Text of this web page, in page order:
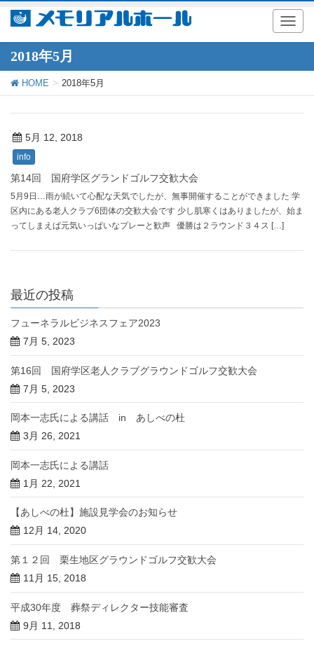
T
o
l
n
o
n
2018年5月
HOME 2018年5月
5月 12, 2018
info
第14回 国府学区グランドゴルフ交歓大会
5月9日…雨が続いて心配な天気でしたが、無事開催することができました 学
区内にある老人クラブ6団体の交歓大会です 少し肌寒くはありましたが、始ま
ってしまえば元気いっぱいなプレーと歓声 優勝は２ラウンド３４ス […]
最近の投稿
フューネラルビジネスフェア2023
7月 5, 2023
第16回 国府学区老人クラブグラウンドゴルフ交歓大会
7月 5, 2023
岡本一志氏による講話 in あしべの杜
3月 26, 2021
岡本一志氏による講話
1月 22, 2021
【あしべの杜】施設見学会のお知らせ
12月 14, 2020
第１２回 栗生地区グラウンドゴルフ交歓大会
11月 15, 2018
平成30年度 葬祭ディレクター技能審査
9月 11, 2018